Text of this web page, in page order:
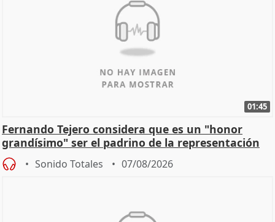
01:45
Fernando Tejero considera que es un "honor
grandísimo" ser el padrino de la representación
Sonido Totales 07/08/2026